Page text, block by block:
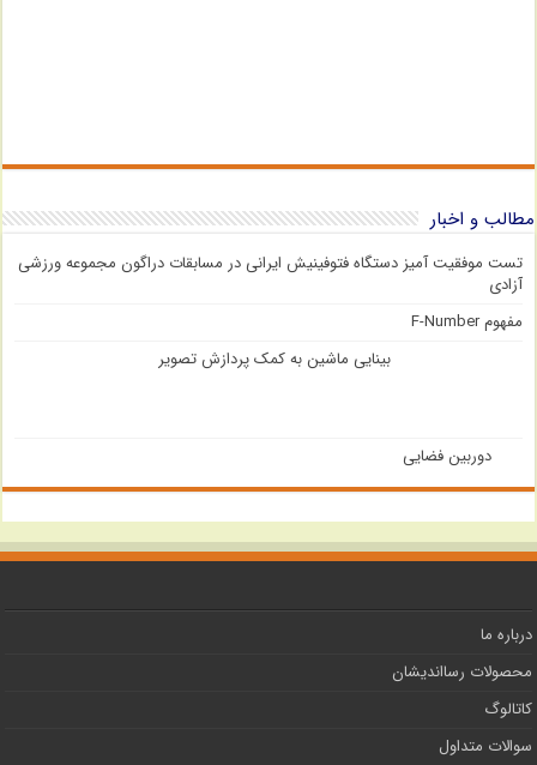
مطالب و اخبار
تست موفقیت آمیز دستگاه فتوفینیش ایرانی در مسابقات دراگون مجموعه ورزشی
آزادی
مفهوم F-Number
بینایی ماشین به کمک پردازش تصویر
دوربین فضایی
درباره ما
محصولات رسااندیشان
کاتالوگ
سوالات متداول